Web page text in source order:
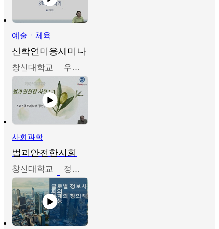
예술ㆍ체육
산학연미용세미나
창신대학교 우미옥,오윤경,박선이
사회과학
법과안전한사회
창신대학교 정연균